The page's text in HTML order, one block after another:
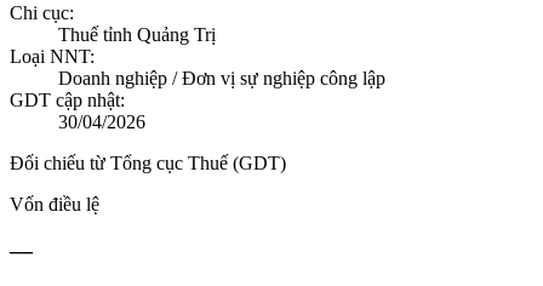
Chi cục:
Thuế tỉnh Quảng Trị
Loại NNT:
Doanh nghiệp / Đơn vị sự nghiệp công lập
GDT cập nhật:
30/04/2026
Đối chiếu từ Tổng cục Thuế (GDT)
Vốn điều lệ
—